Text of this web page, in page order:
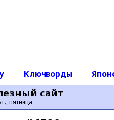
сайт
пятница
Ключворды